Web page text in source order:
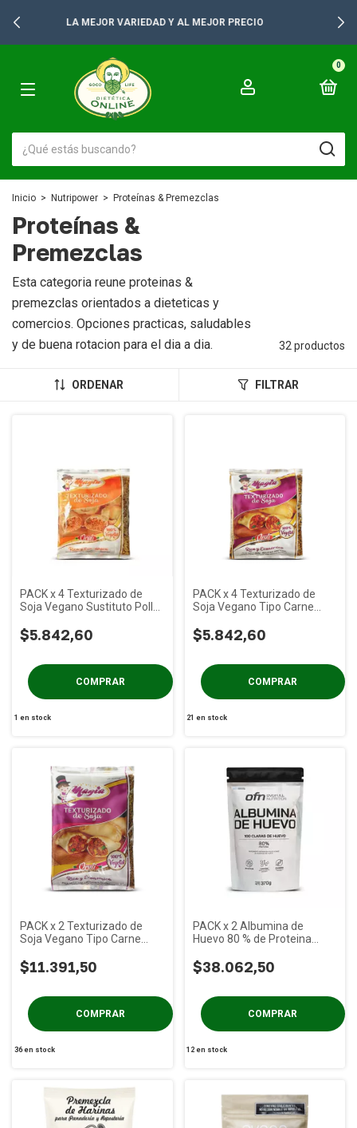
+2500 PRODUCTOS PARA TUS GONDOLAS
0
Inicio > Nutripower > Proteínas & Premezclas
Proteínas &
Premezclas
Esta categoria reune proteinas &
premezclas orientados a dieteticas y
comercios. Opciones practicas, saludables
y de buena rotacion para el dia a dia.
32 productos
ORDENAR FILTRAR
PACK x 4 Texturizado de
Soja Vegano Sustituto Pollo
$5.842,60
1 en stock
PACK x 4 Texturizado de
Soja Vegano Tipo Carne
$5.842,60
21 en stock
PACK x 2 Texturizado de
Soja Vegano Tipo Carne
$11.391,50
36en stock
PACK x 2 Albumina de
Huevo 80 % de Proteina
$38.062,50
12 en stock